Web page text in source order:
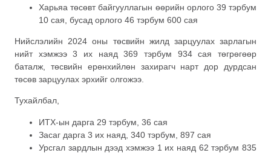
Харьяа төсөвт байгууллагын өөрийн орлого 39 тэрбум
10 сая, бусад орлого 46 тэрбум 600 сая
Нийслэлийн 2024 оны төсвийн жилд зарцуулах зарлагын
нийт хэмжээ 3 их наяд 369 тэрбум 934 сая төгрөгөөр
баталж, төсвийн ерөнхийлөн захирагч нарт дор дурдсан
төсөв зарцуулах эрхийг олгожээ.
Тухайлбал,
ИТХ-ын дарга 29 тэрбум, 36 сая
Засаг дарга 3 их наяд, 340 тэрбум, 897 сая
Урсгал зардлын дээд хэмжээ 1 их наяд 62 тэрбум 835